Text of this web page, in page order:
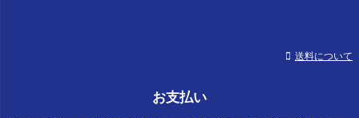
送料について
お支払い